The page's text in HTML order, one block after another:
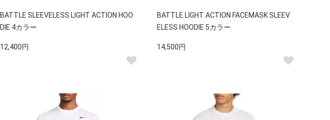
BATTLE SLEEVELESS LIGHT ACTION HOO
DIE 4カラー
12,400円
BATTLE LIGHT ACTION FACEMASK SLEEV
ELESS HOODIE 5カラー
14,500円